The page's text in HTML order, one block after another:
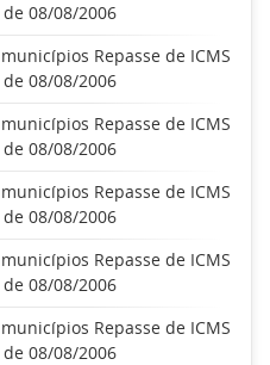
08/08/2006
Repasse de ICMS
08/08/2006
Repasse de ICMS
08/08/2006
Repasse de ICMS
08/08/2006
Repasse de ICMS
08/08/2006
Repasse de ICMS
08/08/2006